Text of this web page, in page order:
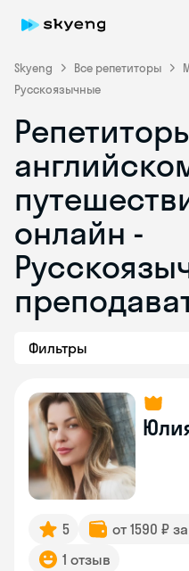
Skyeng Все репетиторы
Русскоязычные
онлайн -
Фильтры
5 от 1590 ₽
1 отзыв
Skyeng Chat